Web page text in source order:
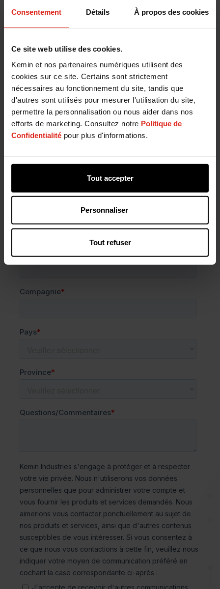
Consentement Détails À propos des cookies
Ce site web utilise des cookies.
Kemin et nos partenaires numériques utilisent des
cookies sur ce site. Certains sont strictement
nécessaires au fonctionnement du site, tandis que
d'autres sont utilisés pour mesurer l'utilisation du site,
permettre la personnalisation ou nous aider dans nos
efforts de marketing. Consultez notre Politique de
Confidentialité pour plus d'informations.
Tout accepter
Personnaliser
Tout refuser
CURB®RM Extra Liquide
Vous avez une question?
Si vous avez une question concernant nos produits
et services ou si vous désirez davantage
d’information, complétez le formulaire ci-dessous
et un membre de notre équipe vous contactera.